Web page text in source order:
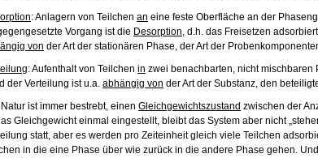
: Anlagern von Teilchen an eine feste Oberfläche an der
Vorgang ist die Desorption, d.h. das Freisetzen
von der Art der stationären Phase, der Art der
: Aufenthalt von Teilchen in zwei benachbarten, nicht
der Verteilung ist u.a. abhängig von der Art der Substanz, den
ist immer bestrebt, einen Gleichgewichtszustand zwischen der
Gleichgewicht einmal eingestellt, bleibt das System aber nicht
statt, aber es werden pro Zeiteinheit gleich viele Teilchen
in die eine Phase über wie zurück in die andere Phase gehen.